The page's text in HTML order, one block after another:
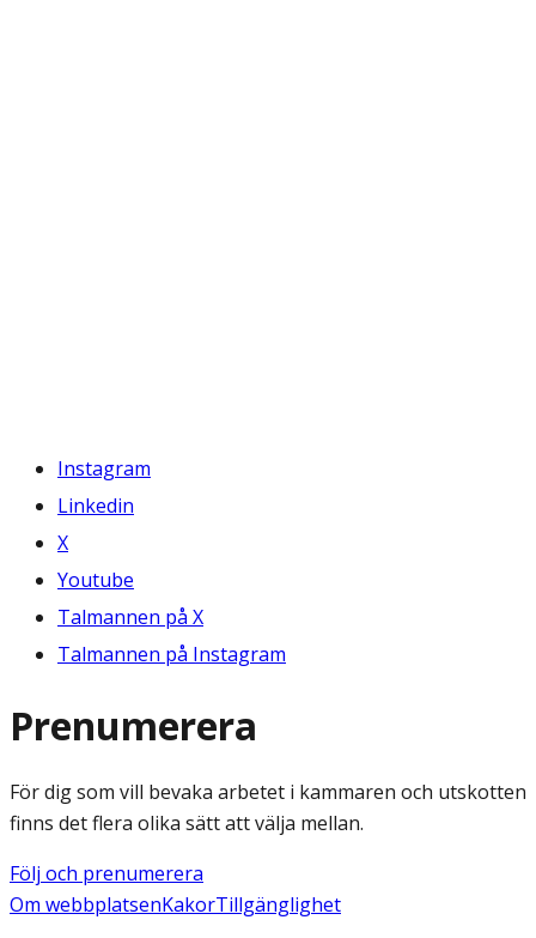
Instagram
Linkedin
X
Youtube
Talmannen på X
Talmannen på Instagram
Prenumerera
För dig som vill bevaka arbetet i kammaren och utskotten
finns det flera olika sätt att välja mellan.
Följ och prenumerera
Om webbplatsenKakorTillgänglighet